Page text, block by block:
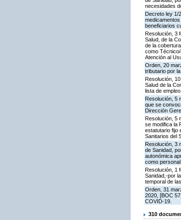
necesidades
Decreto ley 1/
beneficiarios
Resolución, 3
Salud, de la
de la
como
Atención al
Orden, 20
tributario por
Resolución,
Salud de la
lista de
Resolución, 5
que se
Dirección
Resolución, 5
se modifica la
estatutario fijo
Sanitarios del
Resolución, 3
de Sanidad,
autonómica
como
Resolución, 1
Sanidad,-por
temporal de
Orden, 31
2020, [BOC
COVID-19.
310